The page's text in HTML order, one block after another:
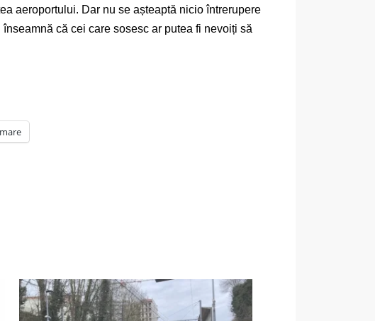
aeroportului. Dar nu se așteaptă nicio întrerupere
că cei care sosesc ar putea fi nevoiți să